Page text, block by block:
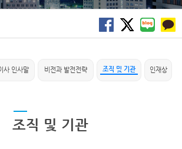
사 인사말 비전과 발전전략 조직 및 기관 인재상
조직 및 기관